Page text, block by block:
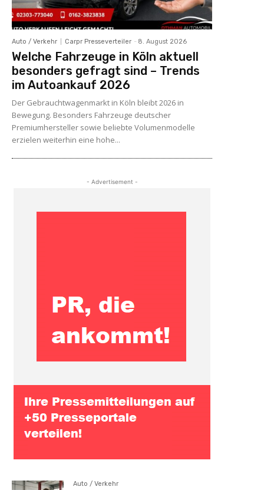
Auto / Verkehr Carpr Presseverteiler - 8. August 2026
Welche Fahrzeuge in Köln aktuell
besonders gefragt sind – Trends
im Autoankauf 2026
Der Gebrauchtwagenmarkt in Köln bleibt 2026 in
Bewegung. Besonders Fahrzeuge deutscher
Premiumhersteller sowie beliebte Volumenmodelle
erzielen weiterhin eine hohe...
- Advertisement -
Auto / Verkehr